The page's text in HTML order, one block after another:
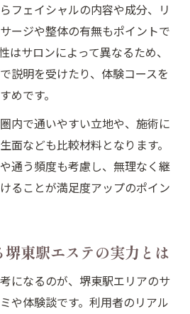
フェイシャルの内容や成分、リ
ージや整体の有無もポイントで
はサロンによって異なるため、
説明を受けたり、体験コースを
めです。
内で通いやすい立地や、施術に
面なども比較材料となります。
通う頻度も考慮し、無理なく継
ることが満足度アップのポイン
東駅エステの実力とは
になるのが、堺東駅エリアのサ
や体験談です。利用者のリアル